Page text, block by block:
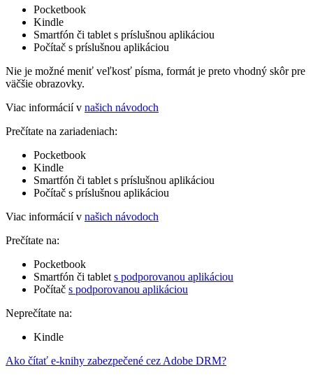
Pocketbook
Kindle
Smartfón či tablet s príslušnou aplikáciou
Počítač s príslušnou aplikáciou
Nie je možné meniť veľkosť písma, formát je preto vhodný skôr pre
väčšie obrazovky.
Viac informácií v našich návodoch
Prečítate na zariadeniach:
Pocketbook
Kindle
Smartfón či tablet s príslušnou aplikáciou
Počítač s príslušnou aplikáciou
Viac informácií v našich návodoch
Prečítate na:
Pocketbook
Smartfón či tablet s podporovanou aplikáciou
Počítač s podporovanou aplikáciou
Neprečítate na:
Kindle
Ako čítať e-knihy zabezpečené cez Adobe DRM?